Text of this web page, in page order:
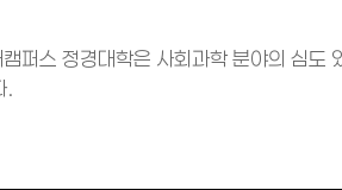
퍼스 정경대학은 사회과학 분야의 심도
.